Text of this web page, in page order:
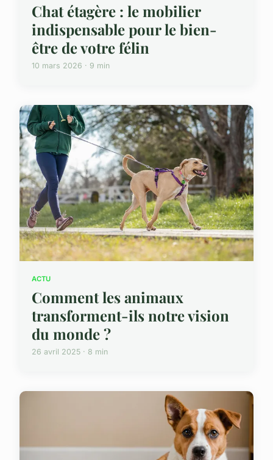
Chat étagère : le mobilier
indispensable pour le bien-
être de votre félin
10 mars 2026 · 9 min
ACTU
Comment les animaux
transforment-ils notre vision
du monde ?
26 avril 2025 · 8 min